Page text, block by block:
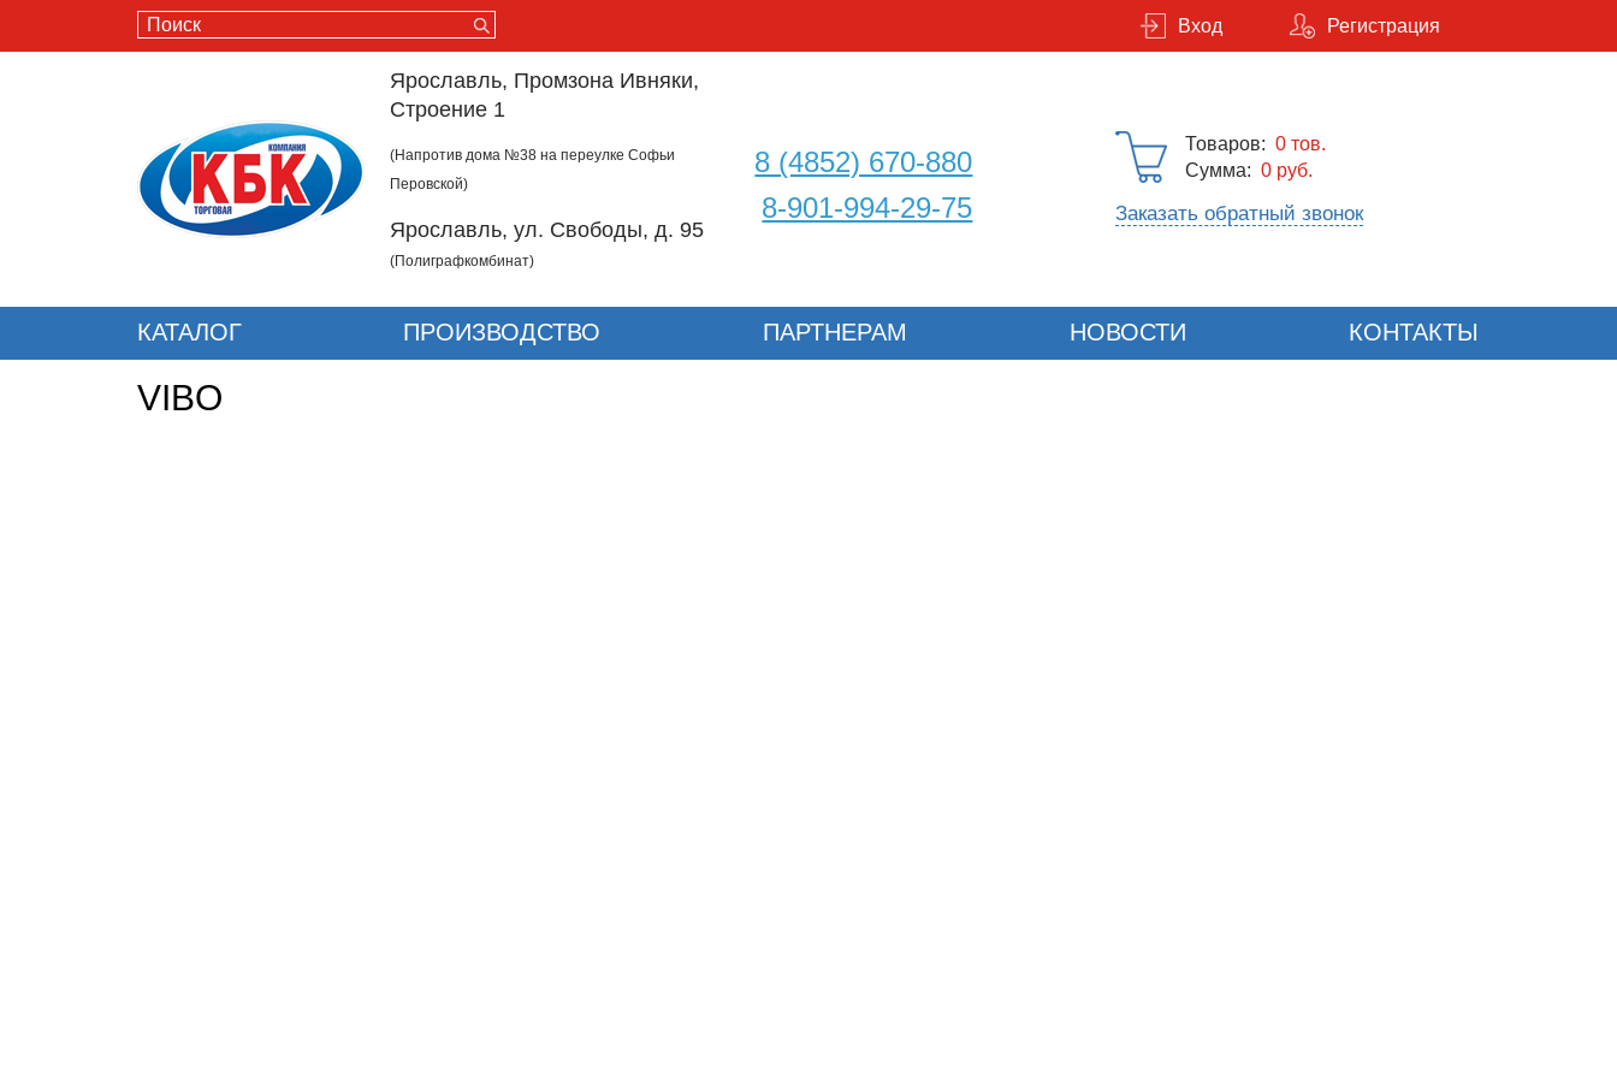
Регистрация
Вход
Ярославль, Промзона Ивняки,
Строение 1
(Напротив дома №38 на переулке Софьи
Перовской)
Ярославль, ул. Свободы, д. 95
(Полиграфкомбинат)
8 (4852) 670-880
8-901-994-29-75
Товаров:0 тов.
Сумма:0 руб.
Заказать обратный звонок
КАТАЛОГ ПРОИЗВОДСТВО ПАРТНЕРАМ НОВОСТИ КОНТАКТЫ
VIBO